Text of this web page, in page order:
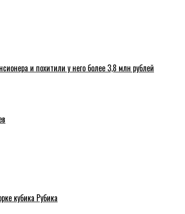
и похитили у него более 3,8 млн рублей
кубика Рубика